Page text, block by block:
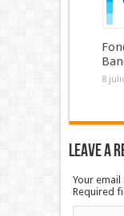
8
Leave a
Your
Required